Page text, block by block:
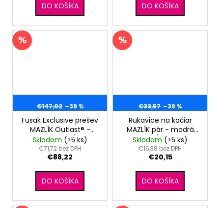
DO KOŠÍKA DO KOŠÍKA
€147,02 –39 %
Fusak Exclusive prešev
MAZLÍK Outlast® -
čierna kvetinky/ružová
Skladom (>5 ks)
€71,72 bez DPH
€88,22
DO KOŠÍKA
€33,57 –39 %
Rukavice na kočiar
MAZLÍK pár - modrá
metal/sv. šedá
Skladom (>5 ks)
€16,38 bez DPH
€20,15
DO KOŠÍKA